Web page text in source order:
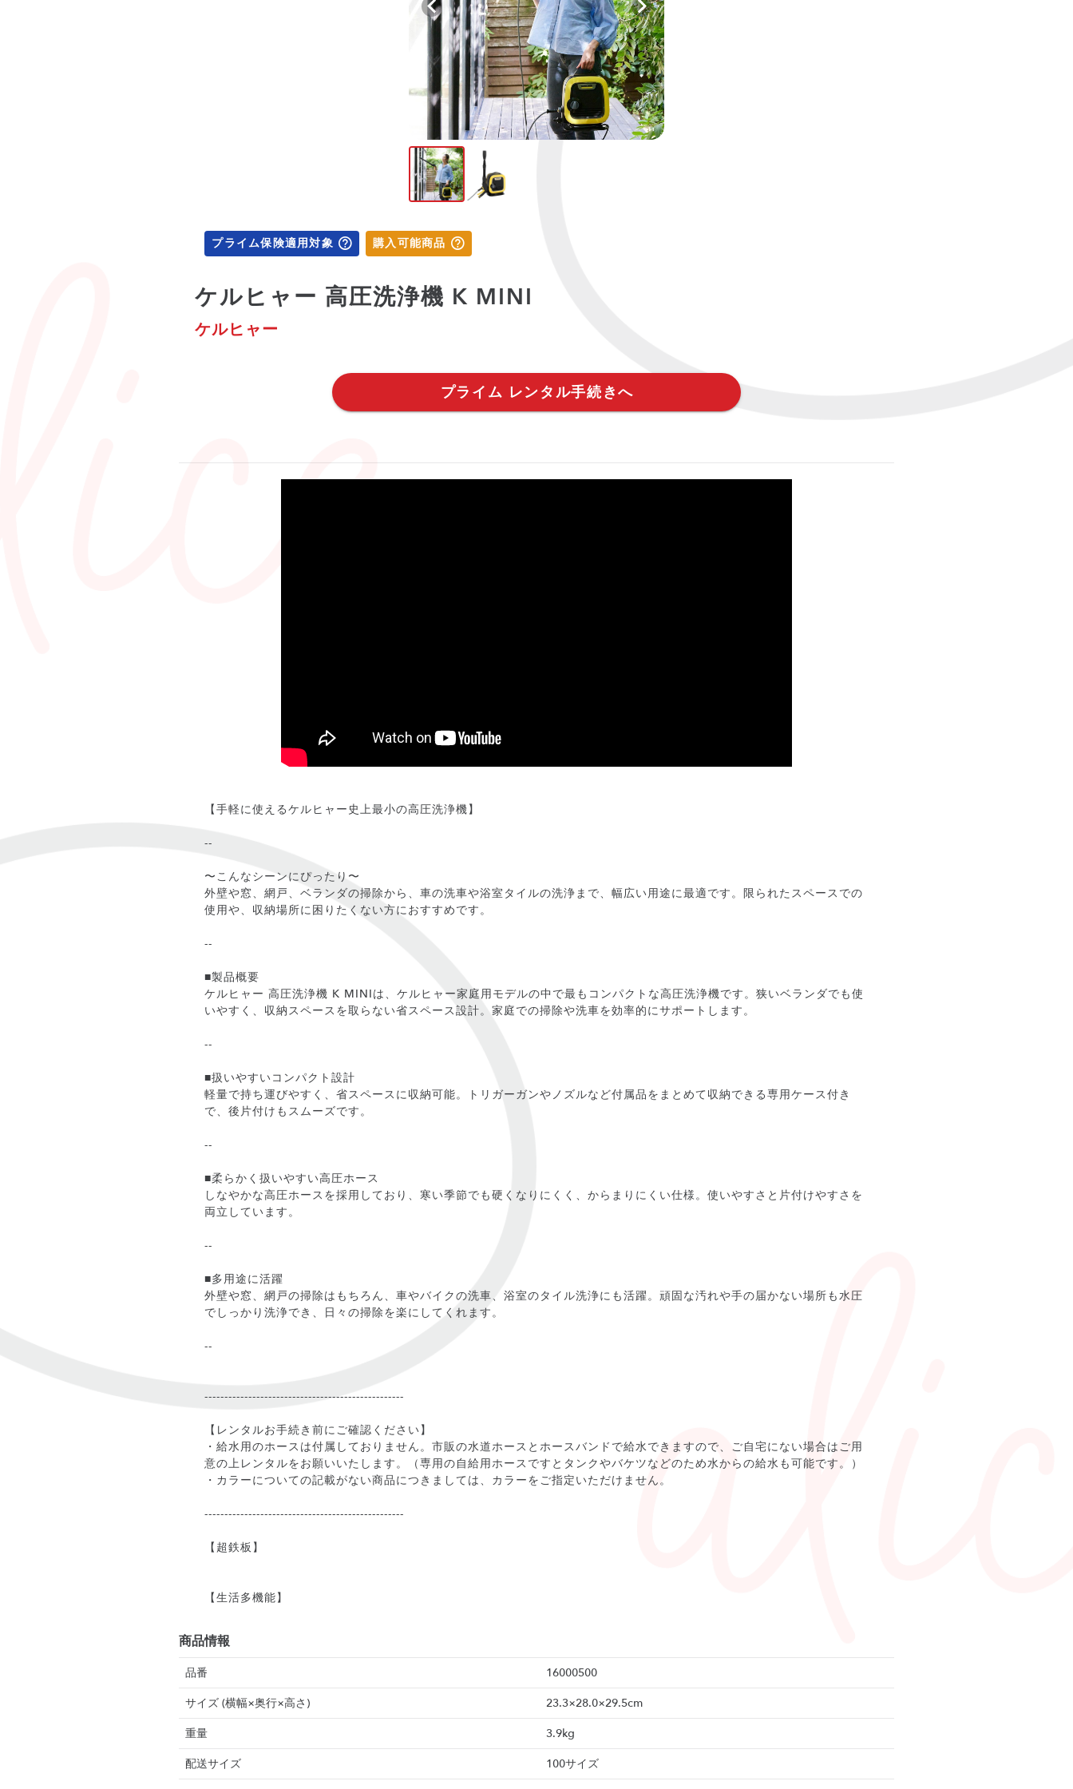
プライム保険適用対象 購入可能商品
ケルヒャー 高圧洗浄機 K MINI
ケルヒャー
プライム レンタル手続きへ
【手軽に使えるケルヒャー史上最小の高圧洗浄機】
--
〜こんなシーンにぴったり〜
外壁や窓、網戸、ベランダの掃除から、車の洗車や浴室タイルの洗浄まで、幅広い用途に最適です。限られたスペースでの
使用や、収納場所に困りたくない方におすすめです。
--
■製品概要
ケルヒャー 高圧洗浄機 K MINIは、ケルヒャー家庭用モデルの中で最もコンパクトな高圧洗浄機です。狭いベランダでも使
いやすく、収納スペースを取らない省スペース設計。家庭での掃除や洗車を効率的にサポートします。
--
■扱いやすいコンパクト設計
軽量で持ち運びやすく、省スペースに収納可能。トリガーガンやノズルなど付属品をまとめて収納できる専用ケース付き
で、後片付けもスムーズです。
--
■柔らかく扱いやすい高圧ホース
しなやかな高圧ホースを採用しており、寒い季節でも硬くなりにくく、からまりにくい仕様。使いやすさと片付けやすさを
両立しています。
--
■多用途に活躍
外壁や窓、網戸の掃除はもちろん、車やバイクの洗車、浴室のタイル洗浄にも活躍。頑固な汚れや手の届かない場所も水圧
でしっかり洗浄でき、日々の掃除を楽にしてくれます。
--
--------------------------------------------------
【レンタルお手続き前にご確認ください】
・給水用のホースは付属しておりません。市販の水道ホースとホースバンドで給水できますので、ご自宅にない場合はご用
意の上レンタルをお願いいたします。（専用の自給用ホースですとタンクやバケツなどのため水からの給水も可能です。）
・カラーについての記載がない商品につきましては、カラーをご指定いただけません。
--------------------------------------------------
【超鉄板】
商品情報
品番
16000500
サイズ (横幅×奥行×高さ)
23.3×28.0×29.5cm
重量
3.9kg
配送サイズ
100サイズ